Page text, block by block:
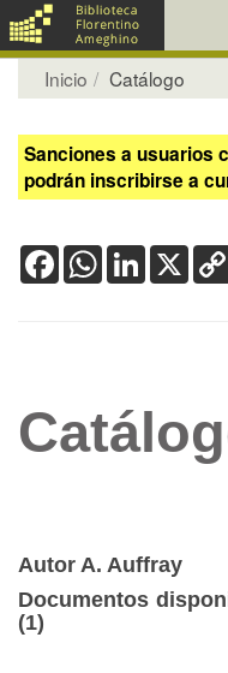
Inicio Catálogo
Sanciones a usuarios
podrán inscribirse a
FacebookWhatsApp
LinkedIn
X
Autor A. Auffray
Documentos
(1)